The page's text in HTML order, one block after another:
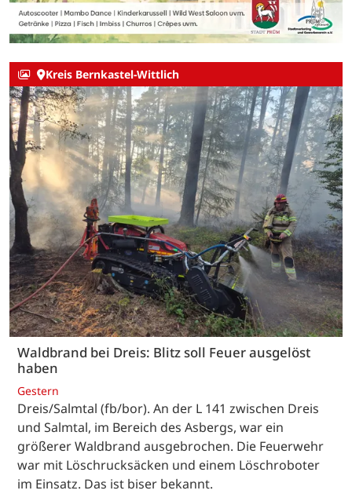
Kreis Bernkastel-Wittlich
Waldbrand bei Dreis: Blitz soll Feuer ausgelöst
haben
Gestern
Dreis/Salmtal (fb/bor). An der L 141 zwischen Dreis
und Salmtal, im Bereich des Asbergs, war ein
größerer Waldbrand ausgebrochen. Die Feuerwehr
war mit Löschrucksäcken und einem Löschroboter
im Einsatz. Das ist biser bekannt.